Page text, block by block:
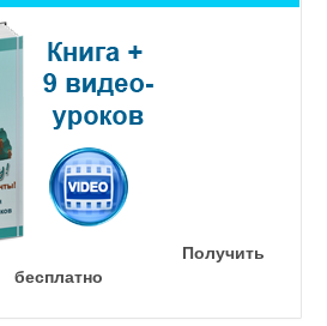
Получить
бесплатно